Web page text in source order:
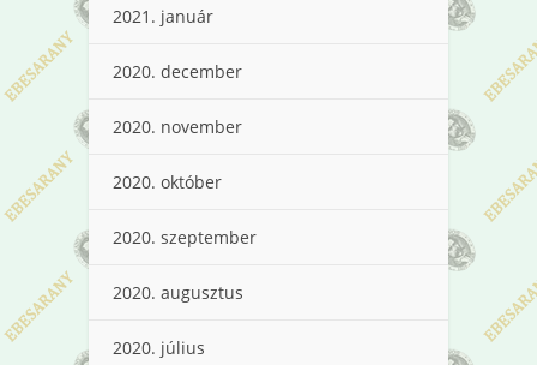
2021. január
2020. december
2020. november
2020. október
2020. szeptember
2020. augusztus
2020. július